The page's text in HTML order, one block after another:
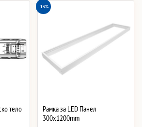
тело
-13%
Рамка за LED Панел
300x1200mm